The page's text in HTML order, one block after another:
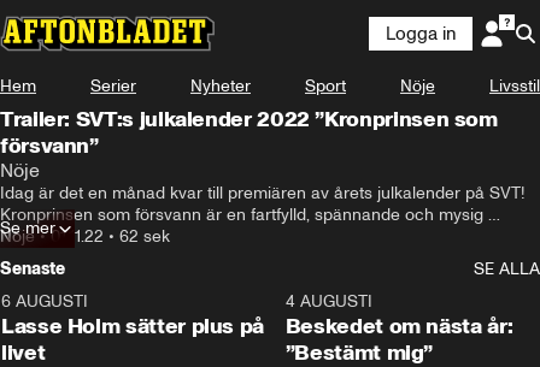
Logga in
Hem Serier Nyheter Sport Nöje Livsstil
Trailer: SVT:s julkalender 2022 ”Kronprinsen som
försvann”
Nöje
Idag är det en månad kvar till premiären av årets julkalender på SVT!
Kronprinsen som försvann är en fartfylld, spännande och mysig
vintersaga, som utspelar sig i en tid för länge sen då kungar och
drottningar härskade. Kronprinsen och Hilda, två barn från olika
världar, blir mot alla odds vänner och är med om ett storslaget äventyr.
I rollerna Maria Lundqvist, Arvin Kananian, Alva Bratt, Dilan Gwyn och
Anton Lundqvist m.fl.
Nöje•01.11.22 • 62 sek
Se mer
Senaste
SE ALLA
6 AUGUSTI
Lasse Holm sätter plus på
livet
4 AUGUSTI
Beskedet om nästa år:
”Bestämt mig”